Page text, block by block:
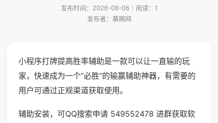
发布时间：2026-08-06｜阅读：1
发布者：幕赐网
小程序打牌提高胜率辅助是一款可以让一直输的玩
家，快速成为一个“必胜”的输赢辅助神器，有需要的
用户可通过正规渠道获取使用。
辅助安装，可QQ搜索申请 549552478 进群获取软